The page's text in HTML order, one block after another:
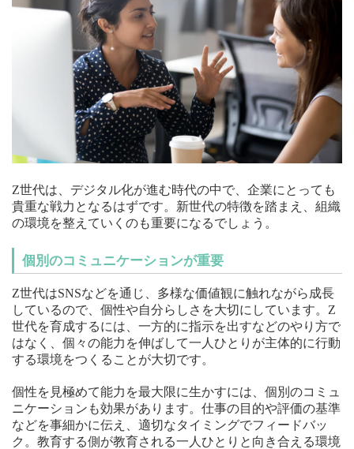
Z世代は、デジタル化が進む時代の中で、企業にとっても
貴重な戦力となるはずです。新世代の特徴を踏まえ、組織
の環境を整えていくのも重要になるでしょう。
個別のコミュニケーションが重要
Z世代はSNSなどを通じ、多様な価値観に触れながら成長
しているので、個性や自分らしさを大切にしています。Z
世代を育成するには、一方的に指示を出すなどのやり方で
はなく、個々の能力を伸ばして一人ひとりが主体的に行動
する環境をつくることが大切です。
個性を見極めて能力を最大限に生かすには、個別のコミュ
ニケーションも効果があります。仕事の目的や評価の基準
などを事細かに伝え、適切なタイミングでフィードバッ
ク。教育する側が教育される一人ひとりと向き合える環境